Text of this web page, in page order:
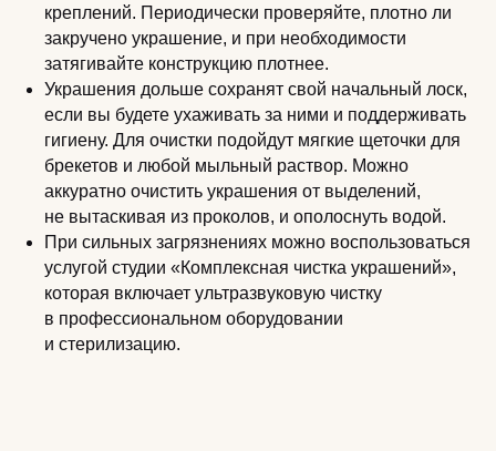
креплений. Периодически проверяйте, плотно ли
закручено украшение, и при необходимости
затягивайте конструкцию плотнее.
Украшения дольше сохранят свой начальный лоск,
если вы будете ухаживать за ними и поддерживать
гигиену. Для очистки подойдут мягкие щеточки для
брекетов и любой мыльный раствор. Можно
аккуратно очистить украшения от выделений,
не вытаскивая из проколов, и ополоснуть водой.
При сильных загрязнениях можно воспользоваться
услугой студии «Комплексная чистка украшений»,
которая включает ультразвуковую чистку
в профессиональном оборудовании
и стерилизацию.